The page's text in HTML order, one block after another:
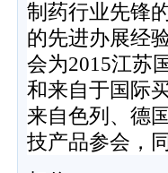
制药行业先锋
的先进办展经
会为2015江苏
和来自于国际
来自色列、德
技产品参会，